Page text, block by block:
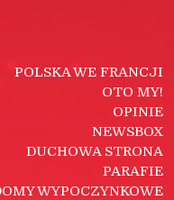
POLSKA WE FRANCJI
OTO MY!
OPINIE
NEWSBOX
DUCHOWA STRONA
PARAFIE
WYPOCZYNKOWE